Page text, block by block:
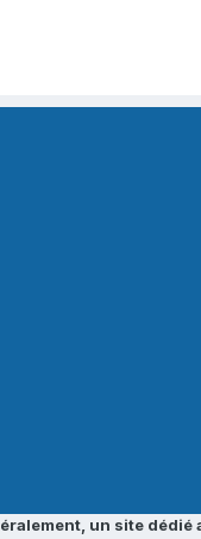
un site